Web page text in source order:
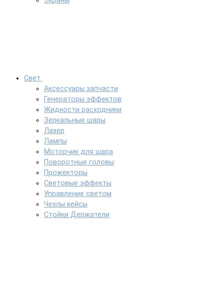
Свет
Аксессуары запчасти
Генераторы эффектов
Жидкости расходники
Зеркальные шары
Лазер
Лампы
Моторчик для шара
Поворотные головы
Прожекторы
Световые эффекты
Управление светом
Чехлы кейсы
Стойки Держатели